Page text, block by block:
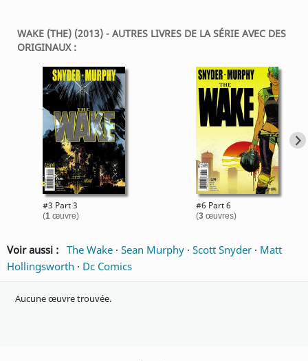
WAKE (THE) (2013) - AUTRES LIVRES DE LA SÉRIE AVEC DES
ORIGINAUX :
#3 Part 3
(1œuvre)
#6 Part 6
(3 œuvres)
Voir aussi : The Wake · Sean Murphy · Scott Snyder · Matt
Hollingsworth · Dc Comics
Aucune œuvre trouvée.